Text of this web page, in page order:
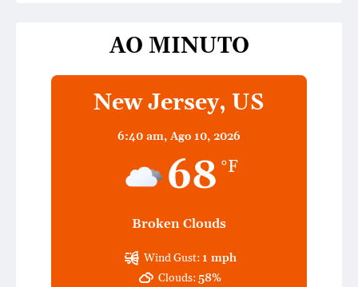
AO MINUTO
New Jersey, US
6:40 am, Ago 10, 2026
68 °F
Broken Clouds
Wind Gust: 1 mph
Clouds:58%